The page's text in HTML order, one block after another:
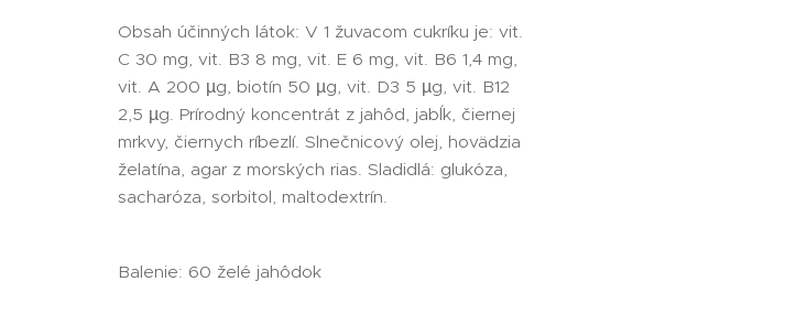
Obsah účinných látok: V 1 žuvacom cukríku je: vit.
C 30 mg, vit. B3 8 mg, vit. E 6 mg, vit. B6 1,4 mg,
vit. A 200 µg, biotín 50 µg, vit. D3 5 µg, vit. B12
2,5 µg. Prírodný koncentrát z jahôd, jabĺk, čiernej
mrkvy, čiernych ríbezlí. Slnečnicový olej, hovädzia
želatína, agar z morských rias. Sladidlá: glukóza,
sacharóza, sorbitol, maltodextrín.
Balenie: 60 želé jahôdok